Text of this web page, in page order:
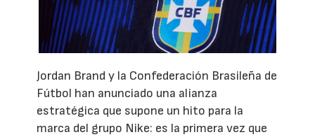
Jordan Brand y la Confederación Brasileña de
Fútbol han anunciado una alianza
estratégica que supone un hito para la
marca del grupo Nike: es la primera vez que